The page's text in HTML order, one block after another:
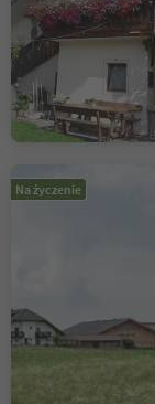
Na życzenie